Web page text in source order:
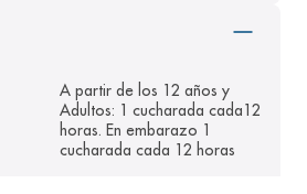
A partir de los 12 años y
Adultos: 1 cucharada cada12
horas. En embarazo 1
cucharada cada 12 horas